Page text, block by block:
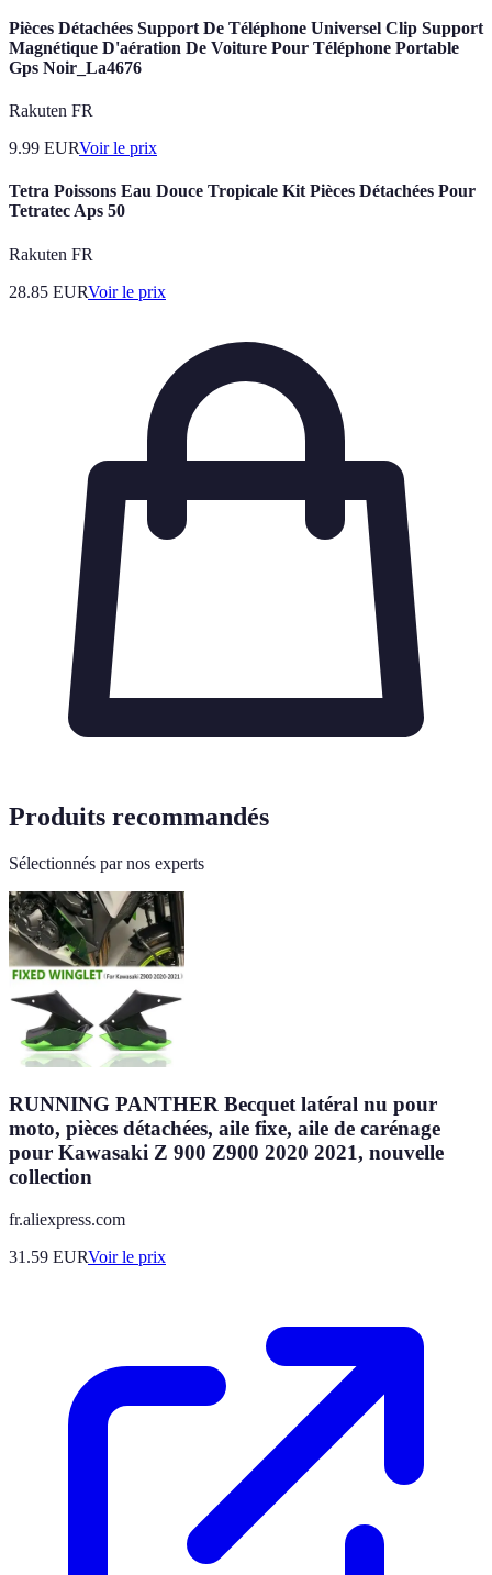
Pièces Détachées Support De Téléphone Universel Clip Support
Magnétique D'aération De Voiture Pour Téléphone Portable
Gps Noir_La4676
Rakuten FR
9.99 EURVoir le prix
Tetra Poissons Eau Douce Tropicale Kit Pièces Détachées Pour
Tetratec Aps 50
Rakuten FR
28.85 EURVoir le prix
Produits recommandés
Sélectionnés par nos experts
RUNNING PANTHER Becquet latéral nu pour
moto, pièces détachées, aile fixe, aile de carénage
pour Kawasaki Z 900 Z900 2020 2021, nouvelle
collection
fr.aliexpress.com
31.59 EURVoir le prix